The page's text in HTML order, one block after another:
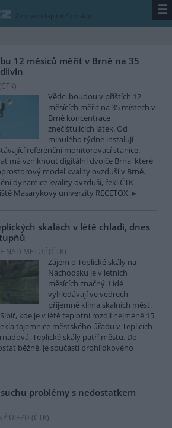
/ zpravodajství / zprávy ☰
12 měsíců měřit v Brně na 35
ČTK)
Vědci boudou v příštích 12
měsících měřit na 35 místech v
Brně koncentrace
znečišťujících látek. Od
minulého týdne instalují
referenční monitorovací stanice.
má vzniknout digitální dvojče Brna, které
model kvality ovzduší v Brně.
dynamice kvality ovzduší, řekl ČTK
Masarykovy univerzity RECETOX.
skalách v létě chladí, dnes
NAD METUJÍ (ČTK)
Zájem o Teplické skály na
Náchodsku je v letních
měsících značný. Lidé
vyhledávají ve vedrech
příjemné klima skalních měst.
kde je v létě teplotní rozdíl nejméně 15
tajemnice městského úřadu v Teplicích
Teplické skály patří městu. Do
běžně, je součástí prohlídkového
problémy s nedostatkem
ÚJEZD (ČTK)